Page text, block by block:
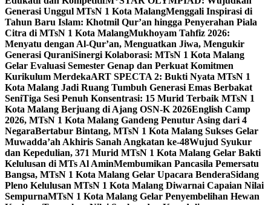
Generasi Unggul MTsN 1 Kota MalangMenggali Inspirasi di
Tahun Baru Islam: Khotmil Qur’an hingga Penyerahan Piala
Citra di MTsN 1 Kota MalangMukhoyam Tahfiz 2026:
Menyatu dengan Al-Qur’an, Menguatkan Jiwa, Mengukir
Generasi QuraniSinergi Kolaborasi: MTsN 1 Kota Malang
Gelar Evaluasi Semester Genap dan Perkuat Komitmen
Kurikulum MerdekaART SPECTA 2: Bukti Nyata MTsN 1
Kota Malang Jadi Ruang Tumbuh Generasi Emas Berbakat
SeniTiga Sesi Penuh Konsentrasi: 15 Murid Terbaik MTsN 1
Kota Malang Berjuang di Ajang OSN-K 2026English Camp
2026, MTsN 1 Kota Malang Gandeng Penutur Asing dari 4
NegaraBertabur Bintang, MTsN 1 Kota Malang Sukses Gelar
Muwadda’ah Akhiris Sanah Angkatan ke-48Wujud Syukur
dan Kepedulian, 371 Murid MTsN 1 Kota Malang Gelar Bakti
Kelulusan di MTs Al AminMembumikan Pancasila Pemersatu
Bangsa, MTsN 1 Kota Malang Gelar Upacara BenderaSidang
Pleno Kelulusan MTsN 1 Kota Malang Diwarnai Capaian Nilai
SempurnaMTsN 1 Kota Malang Gelar Penyembelihan Hewan